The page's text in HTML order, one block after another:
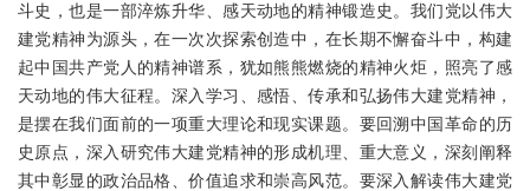
斗史，也是一部淬炼升华、感天动地的精神锻造史。我们党以伟大
建党精神为源头，在一次次探索创造中，在长期不懈奋斗中，构建
起中国共产党人的精神谱系，犹如熊熊燃烧的精神火炬，照亮了感
天动地的伟大征程。深入学习、感悟、传承和弘扬伟大建党精神，
是摆在我们面前的一项重大理论和现实课题。要回溯中国革命的历
史原点，深入研究伟大建党精神的形成机理、重大意义，深刻阐释
其中彰显的政治品格、价值追求和崇高风范。要深入解读伟大建党